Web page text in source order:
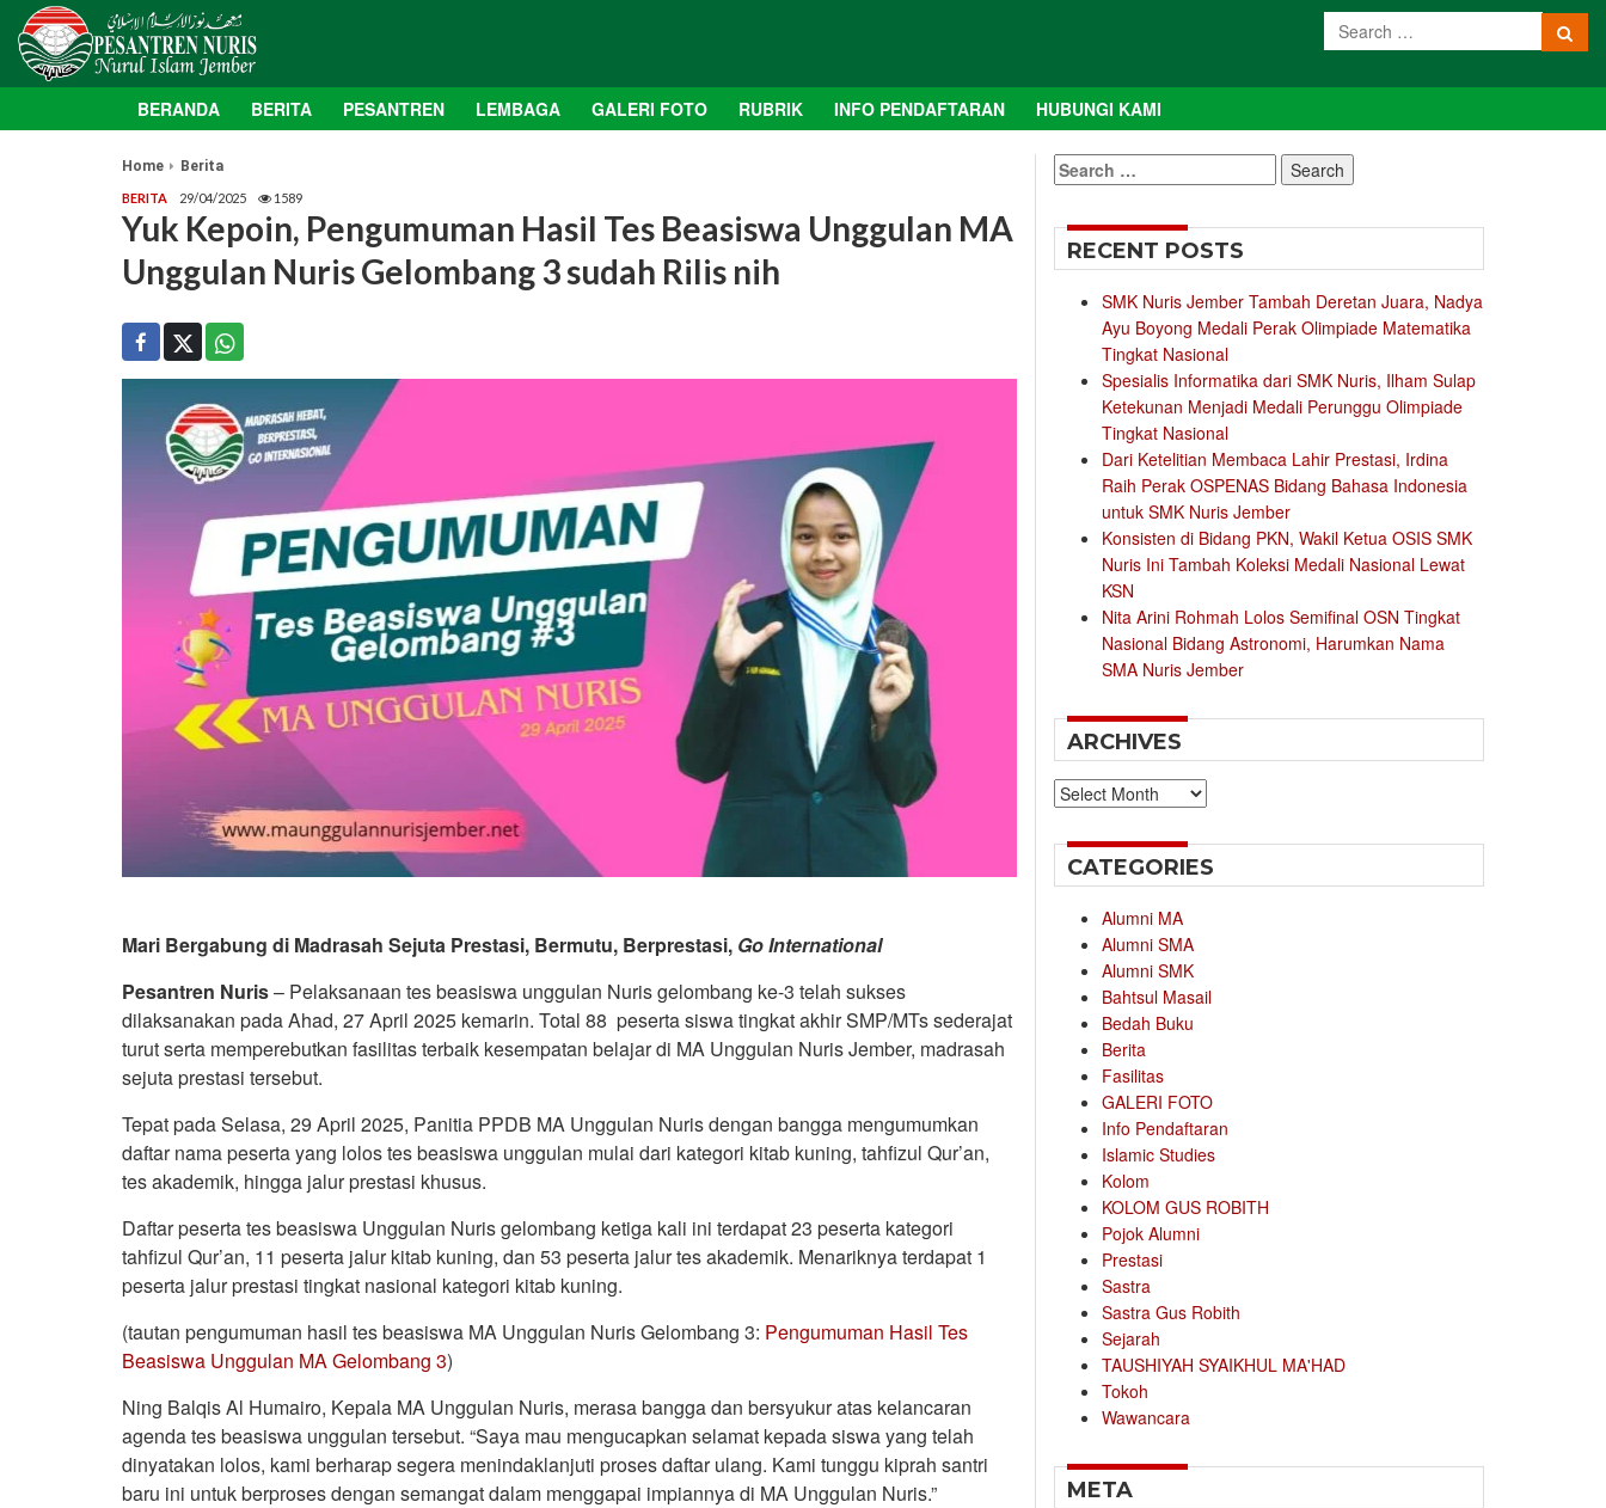
BERANDA BERITA PESANTREN LEMBAGA GALERI FOTO RUBRIK INFO PENDAFTARAN HUBUNGI KAMI
Home Berita
BERITA 29/04/2025 1589
Yuk Kepoin, Pengumuman Hasil Tes Beasiswa Unggulan MA
Unggulan Nuris Gelombang 3 sudah Rilis nih
Mari Bergabung di Madrasah Sejuta Prestasi, Bermutu, Berprestasi, Go International
Pesantren Nuris– Pelaksanaan tes beasiswa unggulan Nuris gelombang ke-3 telah sukses
dilaksanakan pada Ahad, 27 April 2025 kemarin. Total 88 peserta siswa tingkat akhir SMP/MTs sederajat
turut serta memperebutkan fasilitas terbaik kesempatan belajar di MA Unggulan Nuris Jember, madrasah
sejuta prestasi tersebut.
Tepat pada Selasa, 29 April 2025, Panitia PPDB MA Unggulan Nuris dengan bangga mengumumkan
daftar nama peserta yang lolos tes beasiswa unggulan mulai dari kategori kitab kuning, tahfizul Qur’an,
tes akademik, hingga jalur prestasi khusus.
Daftar peserta tes beasiswa Unggulan Nuris gelombang ketiga kali ini terdapat 23 peserta kategori
tahfizul Qur’an, 11 peserta jalur kitab kuning, dan 53 peserta jalur tes akademik. Menariknya terdapat 1
peserta jalur prestasi tingkat nasional kategori kitab kuning.
(tautan pengumuman hasil tes beasiswa MA Unggulan Nuris Gelombang 3: Pengumuman Hasil Tes
Beasiswa Unggulan MA Gelombang 3)
Ning Balqis Al Humairo, Kepala MA Unggulan Nuris, merasa bangga dan bersyukur atas kelancaran
agenda tes beasiswa unggulan tersebut. “Saya mau mengucapkan selamat kepada siswa yang telah
dinyatakan lolos, kami berharap segera menindaklanjuti proses daftar ulang. Kami tunggu kiprah santri
baru ini untuk berproses dengan semangat dalam menggapai impiannya di MA Unggulan Nuris.”
Search
for:
RECENT POSTS
SMK Nuris Jember Tambah Deretan Juara, Nadya
Ayu Boyong Medali Perak Olimpiade Matematika
Tingkat Nasional
Spesialis Informatika dari SMK Nuris, Ilham Sulap
Ketekunan Menjadi Medali Perunggu Olimpiade
Tingkat Nasional
Dari Ketelitian Membaca Lahir Prestasi, Irdina
Raih Perak OSPENAS Bidang Bahasa Indonesia
untuk SMK Nuris Jember
Konsisten di Bidang PKN, Wakil Ketua OSIS SMK
Nuris Ini Tambah Koleksi Medali Nasional Lewat
KSN
Nita Arini Rohmah Lolos Semifinal OSN Tingkat
Nasional Bidang Astronomi, Harumkan Nama
SMA Nuris Jember
ARCHIVES
Archives
CATEGORIES
Alumni MA
Alumni SMA
Alumni SMK
Bahtsul Masail
Bedah Buku
Berita
Fasilitas
GALERI FOTO
Info Pendaftaran
Islamic Studies
Kolom
KOLOM GUS ROBITH
Pojok Alumni
Prestasi
Sastra
Sastra Gus Robith
Sejarah
TAUSHIYAH SYAIKHUL MA'HAD
Tokoh
Wawancara
META